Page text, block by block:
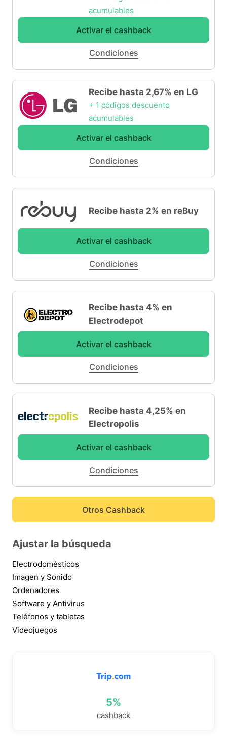
acumulables
Activar el cashback
Condiciones
Recibe hasta 2,67% en LG
+ 1 códigos descuento
acumulables
Activar el cashback
Condiciones
Recibe hasta 2% en reBuy
Activar el cashback
Condiciones
Recibe hasta 4% en
Electrodepot
Activar el cashback
Condiciones
Recibe hasta 4,25% en
Electropolis
Activar el cashback
Condiciones
Otros Cashback
Ajustar la búsqueda
Electrodomésticos
Imagen y Sonido
Ordenadores
Software y Antivirus
Teléfonos y tabletas
Videojuegos
5%
cashback